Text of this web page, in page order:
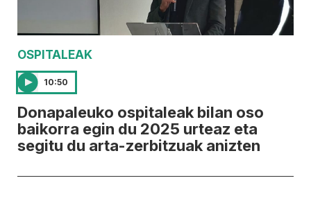
OSPITALEAK
10:50
Donapaleuko ospitaleak bilan oso
baikorra egin du 2025 urteaz eta
segitu du arta-zerbitzuak anizten